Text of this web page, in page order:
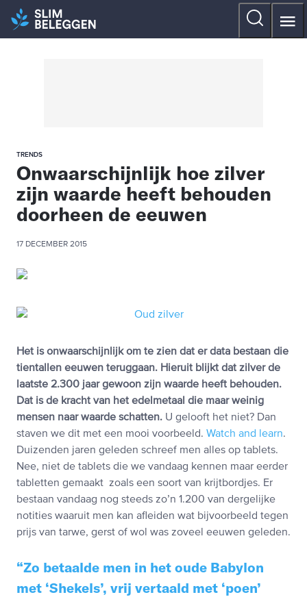
TRENDS
Onwaarschijnlijk hoe zilver
zijn waarde heeft behouden
doorheen de eeuwen
17 DECEMBER 2015
Het is onwaarschijnlijk om te zien dat er data bestaan die
tientallen eeuwen teruggaan. Hieruit blijkt dat zilver de
laatste 2.300 jaar gewoon zijn waarde heeft behouden.
Dat is de kracht van het edelmetaal die maar weinig
mensen naar waarde schatten. U gelooft het niet? Dan
staven we dit met een mooi voorbeeld. Watch and learn.
Duizenden jaren geleden schreef men alles op tablets.
Nee, niet de tablets die we vandaag kennen maar eerder
tabletten gemaakt zoals een soort van krijtbordjes. Er
bestaan vandaag nog steeds zo’n 1.200 van dergelijke
notities waaruit men kan afleiden wat bijvoorbeeld tegen
prijs van tarwe, gerst of wol was zoveel eeuwen geleden.
Zo betaalde men in het oude Babylon
met ‘Shekels’, vrij vertaald met ‘poen’